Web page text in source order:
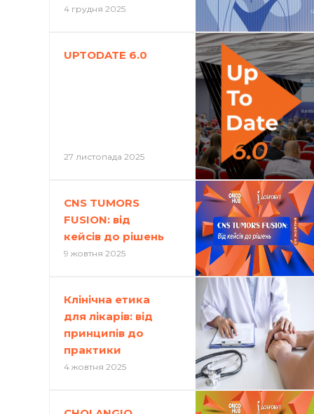
4 грудня 2025
UPTODATE 6.0
27 листопада 2025
CNS TUMORS
FUSION: від
кейсів до рішень
9 жовтня 2025
Клінічна етика
для лікарів: від
принципів до
практики
4 жовтня 2025